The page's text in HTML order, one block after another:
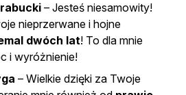
– Jesteś niesamowity!
nieprzerwane i hojne
dwóch lat! To dla mnie
i wyróżnienie!
– Wielkie dzięki za Twoje